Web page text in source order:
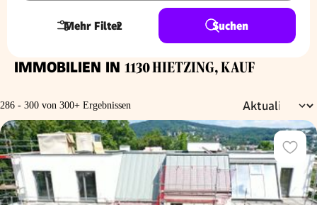
Mehr Filter
2 Suchen
IMMOBILIEN IN 1130 HIETZING, KAUF
286 - 300 von 300+ Ergebnissen